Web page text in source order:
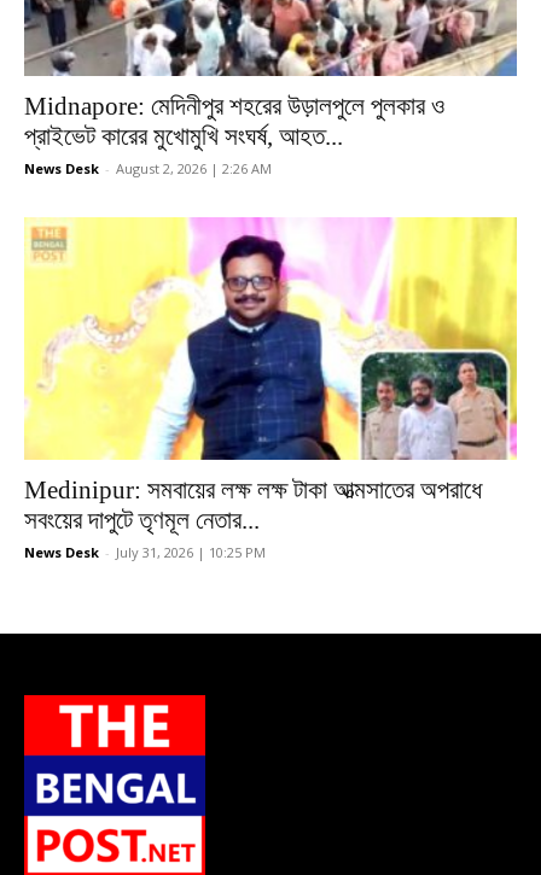
Midnapore: মেদিনীপুর শহরের উড়ালপুলে পুলকার ও
প্রাইভেট কারের মুখোমুখি সংঘর্ষ, আহত...
News Desk - August 2, 2026 | 2:26 AM
Medinipur: সমবায়ের লক্ষ লক্ষ টাকা আত্মসাতের অপরাধে
সবংয়ের দাপুটে তৃণমূল নেতার...
News Desk - July 31, 2026 | 10:25 PM